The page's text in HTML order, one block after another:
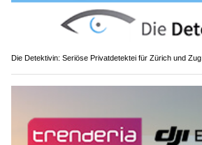
Die Detektivin: Seriöse Privatdetektei für Zürich und Zug